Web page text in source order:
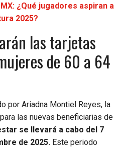
¿Qué jugadores aspiran a
2025?
las tarjetas
de 60 a 64
por Ariadna Montiel Reyes, la
las nuevas beneficiarias de
se llevará a cabo del 7
de 2025. Este periodo